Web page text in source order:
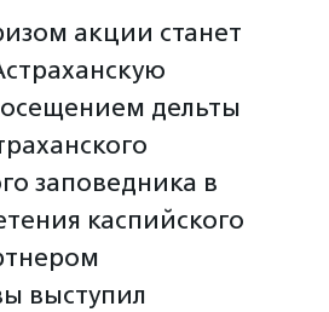
акции станет
дельты
заповедника в
каспийского
выступил